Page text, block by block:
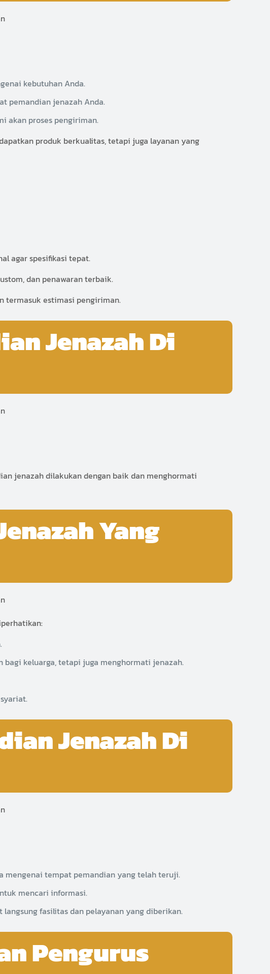
kebutuhan Anda.
pemandian jenazah Anda.
akan proses pengiriman.
produk berkualitas, tetapi juga layanan yang
agar spesifikasi tepat.
dan penawaran terbaik.
termasuk estimasi pengiriman.
Jenazah Di
jenazah dilakukan dengan baik dan menghormati
Yang
keluarga, tetapi juga menghormati jenazah.
Jenazah Di
mengenai tempat pemandian yang telah teruji.
mencari informasi.
fasilitas dan pelayanan yang diberikan.
Pengurus